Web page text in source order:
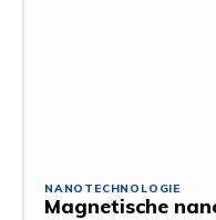
NANOTECHNOLOGIE
Magnetische